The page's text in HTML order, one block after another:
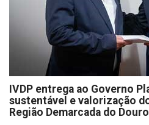
IVDP entrega ao Governo
sustentável e valorização
Região Demarcada do Douro